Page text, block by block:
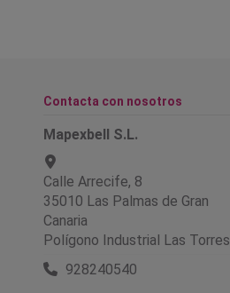
Contacta con nosotros
Mapexbell S.L.
Calle Arrecife, 8
35010 Las Palmas de Gran
Canaria
Polígono Industrial Las Torres
928240540